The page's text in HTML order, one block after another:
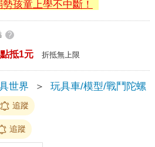
孩童上學不中斷！
?
抵1元 折抵無上限
世界 ＞
玩具車/模型/戰鬥陀螺
追蹤
追蹤